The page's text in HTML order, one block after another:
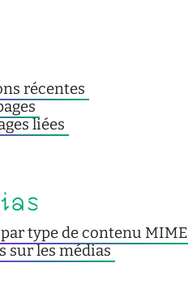
récentes
liées
type de contenu MIME
sur les médias